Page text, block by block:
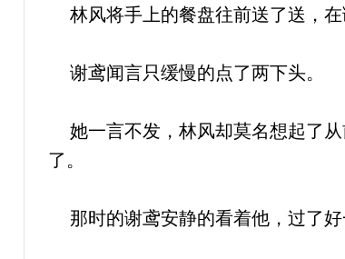
林风将手上的餐盘往前送了送，在
谢鸢闻言只缓慢的点了两下头。
她一言不发，林风却莫名想起了从
了。
那时的谢鸢安静的看着他，过了好